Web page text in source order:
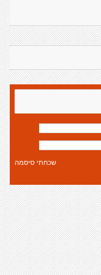
שכחתי סיסמה